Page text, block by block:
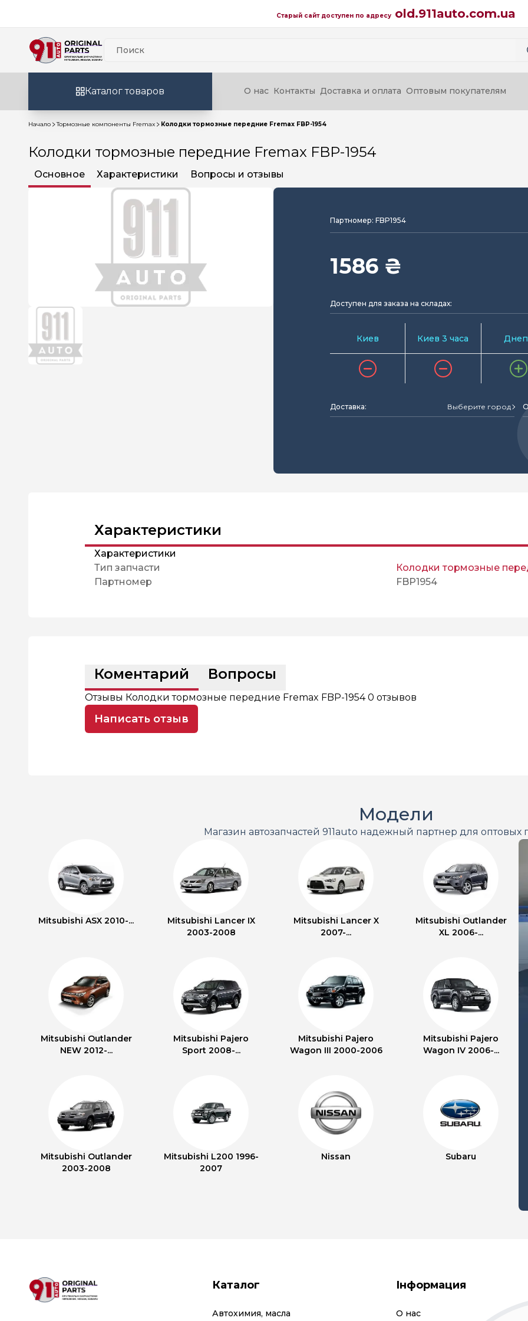
Старый сайт доступен по адресу old.911auto.com.ua
Каталог товаров О нас Контакты Доставка и оплата Оптовым покупателям
Начало Тормозные компоненты Fremax Колодки тормозные передние Fremax FBP-1954
Колодки тормозные передние Fremax FBP-1954
Основное Характеристики Вопросы и отзывы
Партномер: FBP1954
1586 ₴
Доступен для заказа на складах:
Киев Киев 3 часа
Доставка: Выберите город
Характеристики
Характеристики
Тип запчасти
Колодки тормозные
Партномер
FBP1954
Коментарий Вопросы
Отзывы Колодки тормозные передние Fremax FBP-19540 отзывов
Написать отзыв
Модели
Магазин автозапчастей 911auto надежный партнер для оптовых
Mitsubishi ASX 2010-...
Mitsubishi Lancer IX
2003-2008
Mitsubishi Lancer X
2007-...
Mitsubishi Outlander
XL 2006-...
Mitsubishi Outlander
NEW 2012-...
Mitsubishi Pajero
Sport 2008-...
Mitsubishi Pajero
Wagon III 2000-2006
Mitsubishi Pajero
Wagon IV 2006-...
Mitsubishi Outlander
2003-2008
Mitsubishi L200 1996-
2007
Nissan Subaru
Каталог
Автохимия, масла
Інформация
О нас